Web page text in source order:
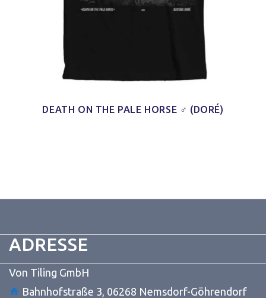
DEATH ON THE PALE HORSE ♂ (DORÉ)
ADRESSE
Von Tiling GmbH
Bahnhofstraße 3, 06268 Nemsdorf-Göhrendorf